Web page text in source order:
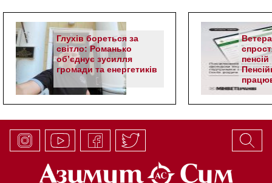
Глухів бореться за
світло: Романько
об’єднує зусилля
громади та енергетиків